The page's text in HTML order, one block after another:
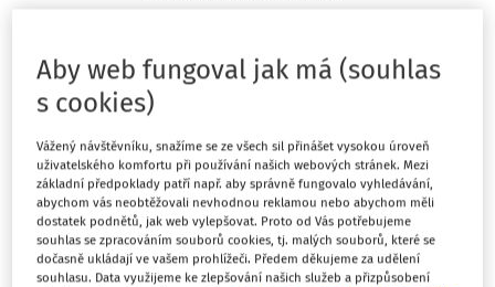
a) účel zpracování energetického posudku podle § 9a
odst. 1 nebo 2 zákona o hospodaření energií,
b) identifikační údaje o vlastníkovi předmětu
energetického posudku,
c) identifikační údaje o předmětu energetického
posudku,
d) datum vypracování energetického posudku,
e) identifikační údaje energetického specialisty a
Aby web fungoval jak má (souhlas
s cookies)
Vážený návštěvníku, snažíme se ze všech sil přinášet vysokou úroveň
uživatelského komfortu při používání našich webových stránek. Mezi
základní předpoklady patří např. aby správně fungovalo vyhledávání,
abychom vás neobtěžovali nevhodnou reklamou nebo abychom měli
dostatek podnětů, jak web vylepšovat. Proto od Vás potřebujeme
souhlas se zpracováním souborů cookies, tj. malých souborů, které se
dočasně ukládají ve vašem prohlížeči. Předem děkujeme za udělení
souhlasu. Data využijeme ke zlepšování našich služeb a přizpůsobení